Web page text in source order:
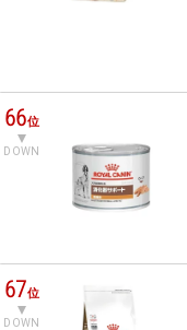
66位
DOWN
67位
DOWN